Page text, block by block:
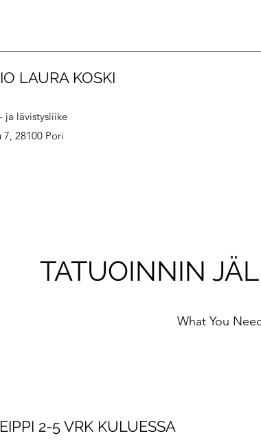
LAURA KOSKI
ja lävistysliike
7, 28100 Pori
TATUOINNIN
What You
2-5 VRK KULUESSA